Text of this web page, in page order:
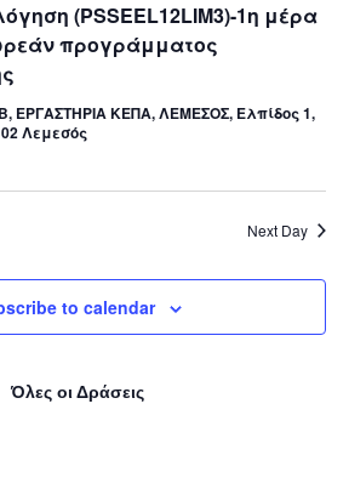
and
(PSSEEL12LIM3)-1η μέρα
προγράμματος
ΕΡΓΑΣΤΗΡΙΑ ΚΕΠΑ, ΛΕΜΕΣΟΣ, Ελπίδος 1,
Λεμεσός
Next Day
to calendar
Όλες οι Δράσεις